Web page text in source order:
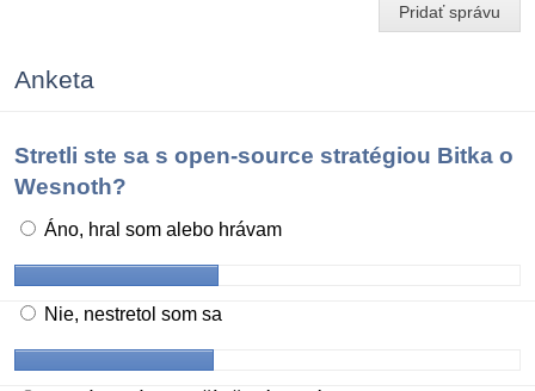
Pridať správu
Anketa
Stretli ste sa s open-source stratégiou Bitka o
Wesnoth?
Áno, hral som alebo hrávam
Nie, nestretol som sa